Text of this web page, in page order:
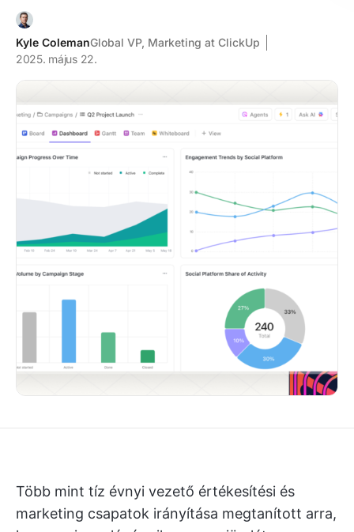
Kyle ColemanGlobal VP, Marketing at ClickUp
2025. május 22.
Több mint tíz évnyi vezető értékesítési és
marketing csapatok irányítása megtanított arra,